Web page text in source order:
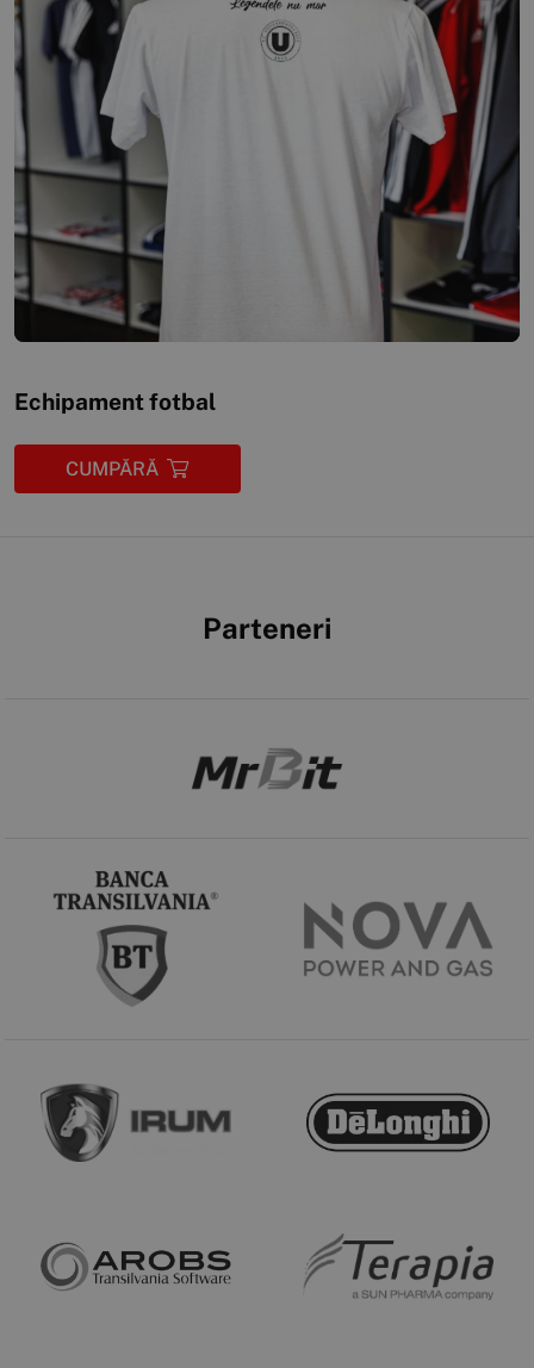
Echipament fotbal
CUMPĂRĂ
Parteneri